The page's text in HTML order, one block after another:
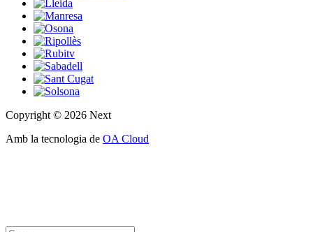
Copyright © 2026 Next
Amb la tecnologia de OA Cloud